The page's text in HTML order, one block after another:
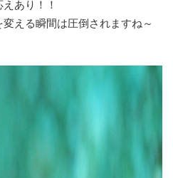
あり！！
える瞬間は圧倒されますね～